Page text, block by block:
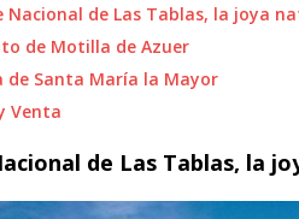
Nacional de Las Tablas, la joya
de Motilla de Azuer
de Santa María la Mayor
Venta
de Las Tablas, la